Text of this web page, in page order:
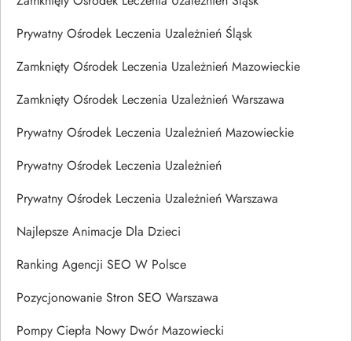
Prywatny Ośrodek Leczenia Uzależnień Śląsk
Zamknięty Ośrodek Leczenia Uzależnień Mazowieckie
Zamknięty Ośrodek Leczenia Uzależnień Warszawa
Prywatny Ośrodek Leczenia Uzależnień Mazowieckie
Prywatny Ośrodek Leczenia Uzależnień
Prywatny Ośrodek Leczenia Uzależnień Warszawa
Najlepsze Animacje Dla Dzieci
Ranking Agencji SEO W Polsce
Pozycjonowanie Stron SEO Warszawa
Pompy Ciepła Nowy Dwór Mazowiecki